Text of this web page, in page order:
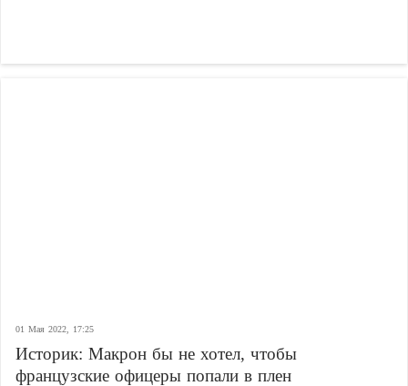
01 Мая 2022, 17:25
Историк: Макрон бы не хотел, чтобы
французские офицеры попали в плен